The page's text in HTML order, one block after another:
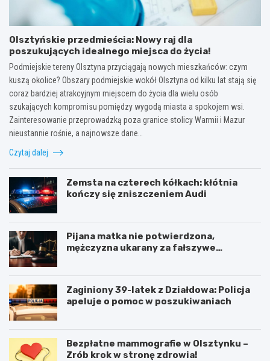
Olsztyńskie przedmieścia: Nowy raj dla
poszukujących idealnego miejsca do życia!
Podmiejskie tereny Olsztyna przyciągają nowych mieszkańców: czym
kuszą okolice? Obszary podmiejskie wokół Olsztyna od kilku lat stają się
coraz bardziej atrakcyjnym miejscem do życia dla wielu osób
szukających kompromisu pomiędzy wygodą miasta a spokojem wsi.
Zainteresowanie przeprowadzką poza granice stolicy Warmii i Mazur
nieustannie rośnie, a najnowsze dane…
Czytaj dalej
Zemsta na czterech kółkach: kłótnia
kończy się zniszczeniem Audi
Pijana matka nie potwierdzona,
mężczyzna ukarany za fałszywe
Zaginiony 39-latek z Działdowa: Policja
apeluje o pomoc w poszukiwaniach
Bezpłatne mammografie w Olsztynku –
Zrób krok w stronę zdrowia!